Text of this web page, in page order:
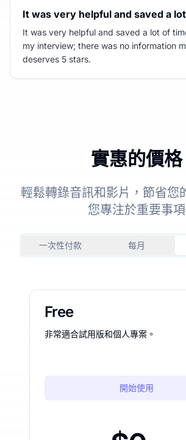
It was very helpful and saved a
It was very helpful and saved a lot of
my interview; there was no information
deserves 5 stars.
實惠的價格
輕鬆轉錄音訊和影片，節省您
您專注於重要事項
一次性付款 每月
Free
非常適合試用版和個人專案。
開始使用